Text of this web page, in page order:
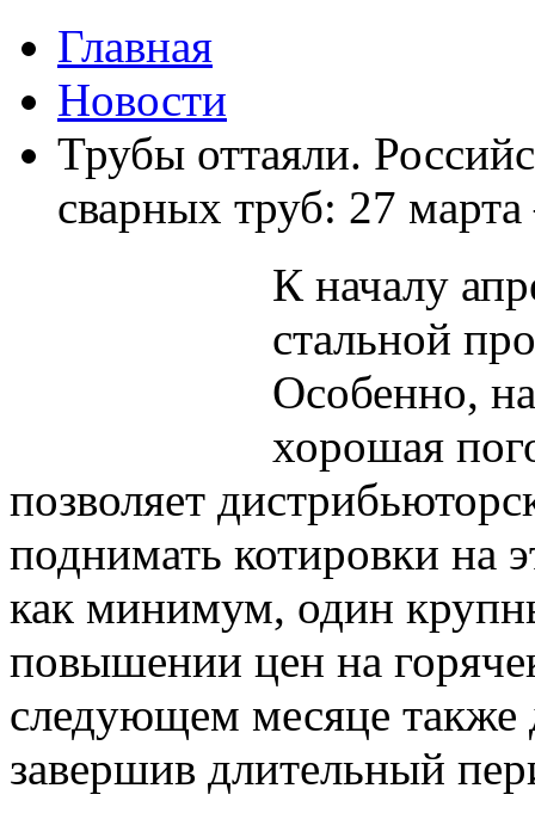
Главная
Новости
Трубы оттаяли.
сварных труб: 27
К началу
стальной
Особенно,
хорошая
позволяет
поднимать котировки на
как минимум, один
повышении цен на
следующем месяце также
завершив длительный